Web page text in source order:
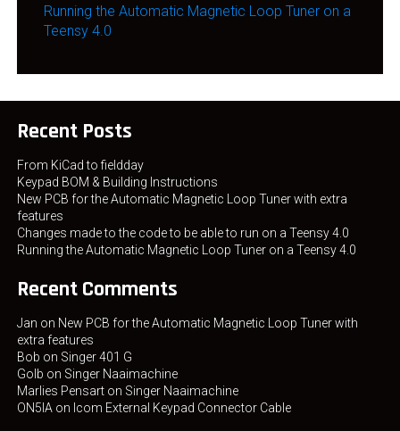
Running the Automatic Magnetic Loop Tuner on a
Teensy 4.0
Recent Posts
From KiCad to fieldday
Keypad BOM & Building Instructions
New PCB for the Automatic Magnetic Loop Tuner with extra
features
Changes made to the code to be able to run on a Teensy 4.0
Running the Automatic Magnetic Loop Tuner on a Teensy 4.0
Recent Comments
Jan on New PCB for the Automatic Magnetic Loop Tuner with
extra features
Bob on Singer 401 G
Golb on Singer Naaimachine
Marlies Pensarton Singer Naaimachine
ON5IA on Icom External Keypad Connector Cable